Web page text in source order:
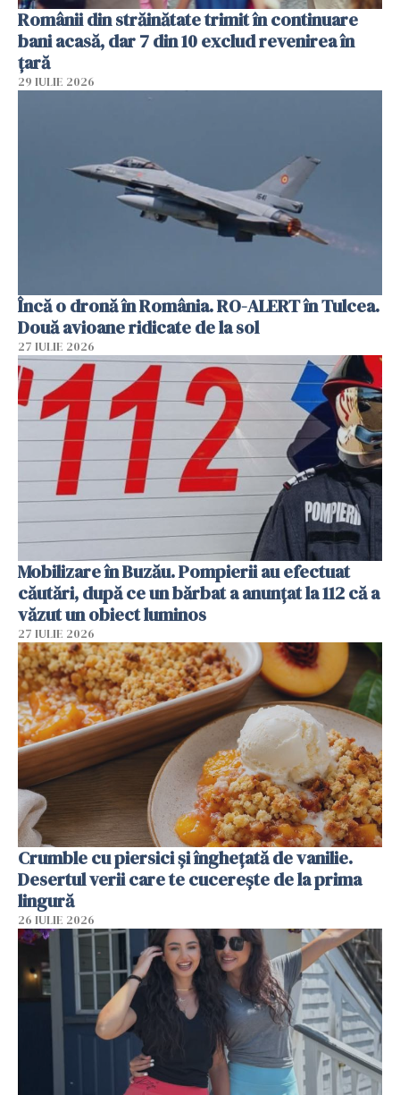
Românii din străinătate trimit în continuare
bani acasă, dar 7 din 10 exclud revenirea în
țară
29 IULIE 2026
Încă o dronă în România. RO-ALERT în Tulcea.
Două avioane ridicate de la sol
27 IULIE 2026
Mobilizare în Buzău. Pompierii au efectuat
căutări, după ce un bărbat a anunțat la 112 că a
văzut un obiect luminos
27 IULIE 2026
Crumble cu piersici și înghețată de vanilie.
Desertul verii care te cucerește de la prima
lingură
26 IULIE 2026